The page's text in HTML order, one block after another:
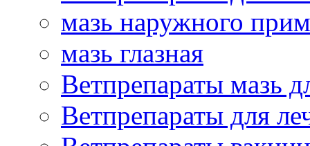
мазь наружного
мазь глазная
Ветпрепараты мазь
Ветпрепараты для